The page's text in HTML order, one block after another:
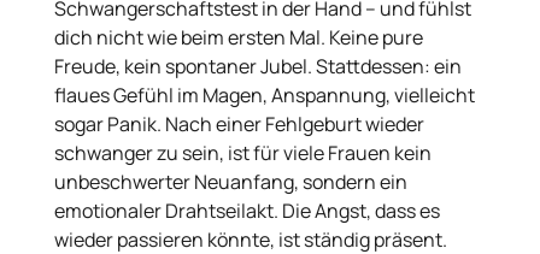
Schwangerschaftstest in der Hand – und fühlst
dich nicht wie beim ersten Mal. Keine pure
Freude, kein spontaner Jubel. Stattdessen: ein
flaues Gefühl im Magen, Anspannung, vielleicht
sogar Panik. Nach einer Fehlgeburt wieder
schwanger zu sein, ist für viele Frauen kein
unbeschwerter Neuanfang, sondern ein
emotionaler Drahtseilakt. Die Angst, dass es
wieder passieren könnte, ist ständig präsent.